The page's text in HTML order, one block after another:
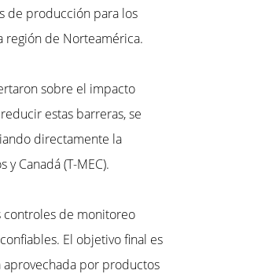
de producción para los
de Norteamérica.
sobre el impacto
estas barreras, se
directamente la
Canadá (T-MEC).
controles de monitoreo
El objetivo final es
aprovechada por productos